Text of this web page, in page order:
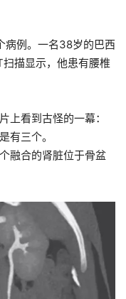
病例。一名38岁的巴西
描显示，他患有腰椎
上看到古怪的一幕：
有三个。
融合的肾脏位于骨盆